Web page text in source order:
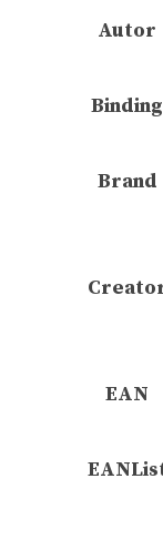
Autor
Binding
Brand
EAN